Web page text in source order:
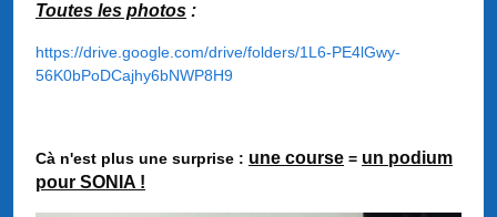
Toutes les photos :
https://drive.google.com/drive/folders/1L6-PE4lGwy-
56K0bPoDCajhy6bNWP8H9
Cà n'est plus une surprise : une course = un podium
pour SONIA !